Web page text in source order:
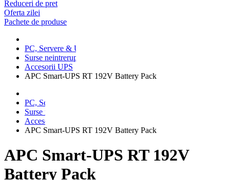
Reduceri de pret
Oferta zilei
Pachete de produse
PC, Servere & UPS
Surse neintreruptibile
Accesorii UPS
APC Smart-UPS RT 192V Battery Pack
PC, Servere & UPS
Surse neintreruptibile
Accesorii UPS
APC Smart-UPS RT 192V Battery Pack
APC Smart-UPS RT 192V
Battery Pack